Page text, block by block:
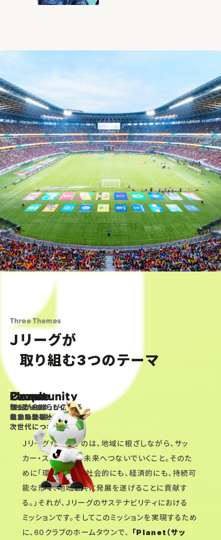
Three Themes
Ｊリーグが
取り組む3つのテーマ
Planet
サッカーの
ある風景を
次世代につなぐ
People
誰もが自分らしく
参加できる社会へ
Community
「お互いさま」が広がる
温かい地域へ
Ｊリーグが目指すのは、地域に根ざしながら、サッ
カー・スポーツを、未来へつないでいくこと。そのた
めに「環境的にも、社会的にも、経済的にも、持続可
能な形で、地域と共に発展を遂げることに貢献す
る。」それが、Ｊリーグのサステナビリティにおける
ミッションです。そしてこのミッションを実現するため
に、60クラブのホームタウンで、 「Planet（サッ